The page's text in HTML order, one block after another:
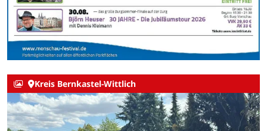
Kreis Bernkastel-Wittlich